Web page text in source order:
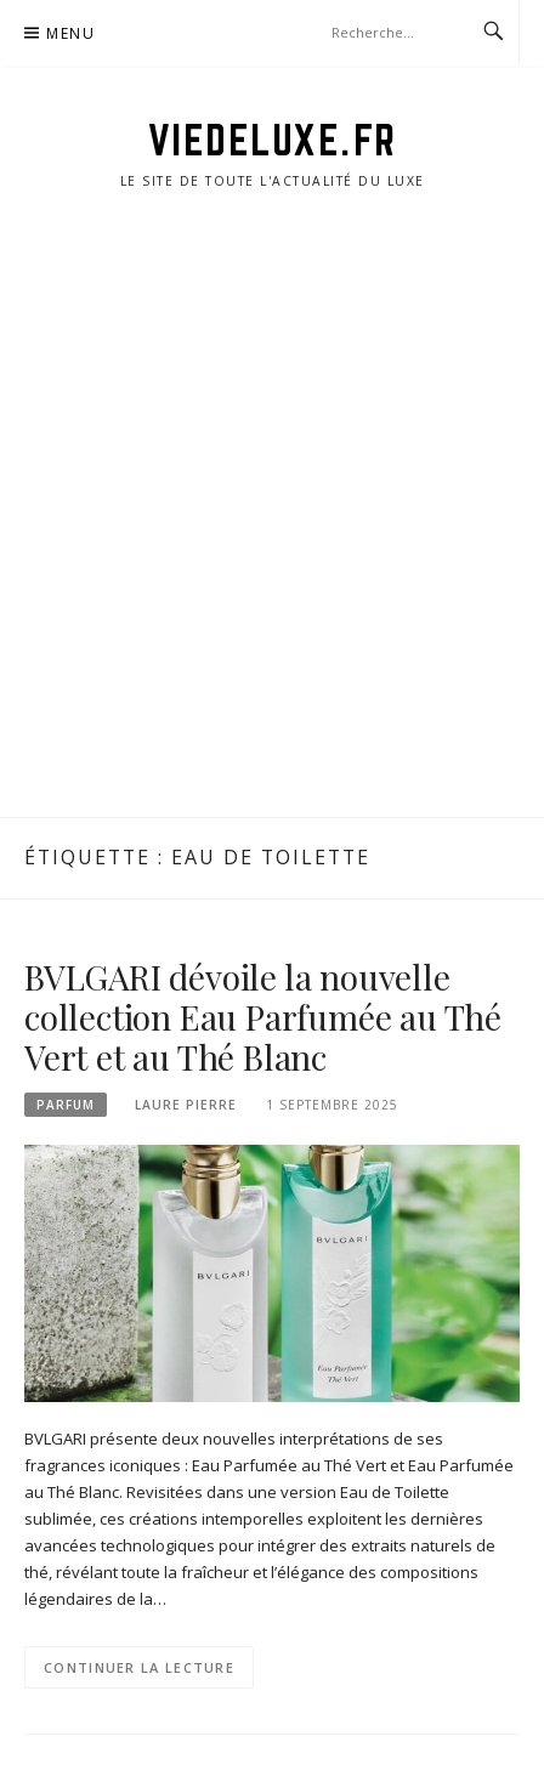
MENU
VIEDELUXE.FR
LE SITE DE TOUTE L'ACTUALITÉ DU LUXE
ÉTIQUETTE : EAU DE TOILETTE
BVLGARI dévoile la nouvelle
collection Eau Parfumée au Thé
Vert et au Thé Blanc
PARFUM LAURE PIERRE 1 SEPTEMBRE 2025
BVLGARI présente deux nouvelles interprétations de ses
fragrances iconiques : Eau Parfumée au Thé Vert et Eau Parfumée
au Thé Blanc. Revisitées dans une version Eau de Toilette
sublimée, ces créations intemporelles exploitent les dernières
avancées technologiques pour intégrer des extraits naturels de
thé, révélant toute la fraîcheur et l’élégance des compositions
légendaires de la…
CONTINUER LA LECTURE